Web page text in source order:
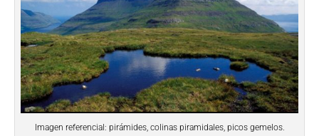
Imagen referencial: pirámides, colinas piramidales, picos gemelos.